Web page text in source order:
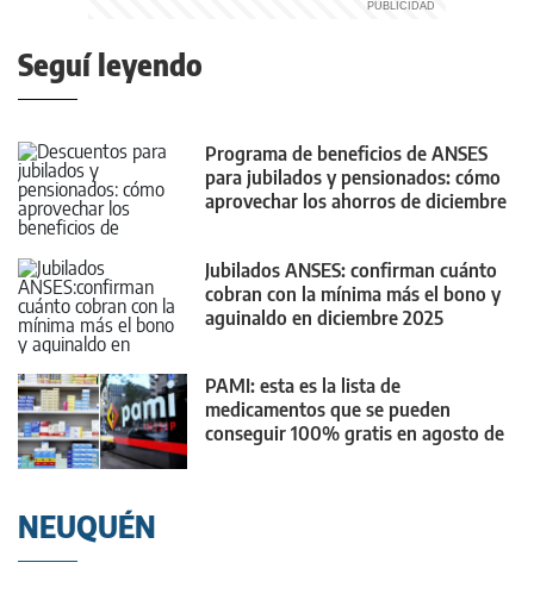
Seguí leyendo
Programa de beneficios de ANSES
para jubilados y pensionados: cómo
aprovechar los ahorros de diciembre
Jubilados ANSES: confirman cuánto
cobran con la mínima más el bono y
aguinaldo en diciembre 2025
PAMI: esta es la lista de
medicamentos que se pueden
conseguir 100% gratis en agosto de
NEUQUÉN